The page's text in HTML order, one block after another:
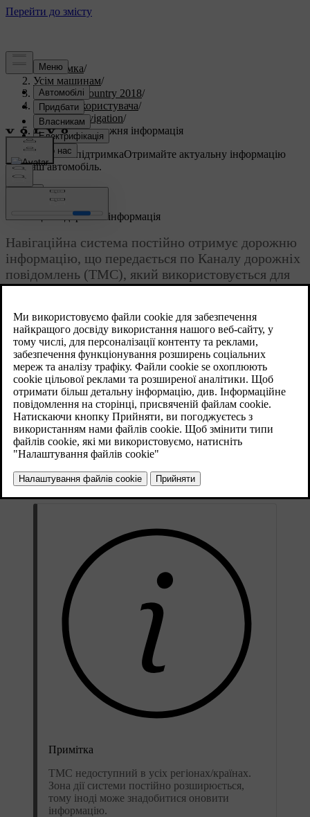
Підтримка/
Усім машинам/
S60 Cross Country 2018/
Посібник користувача/
Sensus Navigation/
Навігація - дорожня інформація
Індивідуальна підтримкаОтримайте актуальну інформацію
про ваш автомобіль.
Оновлено 08.06.2023
Навігація - дорожня інформація
Навігаційна система постійно отримує дорожню
інформацію, що передається по Каналу дорожніх
повідомлень (ТМС), який використовується для
динамічного інформування про дорожніх рух. У
на подорож (наприклад, ДТП, дорожні роботи),
це відображується на екрані, а коли було
зазначено пункт призначення, відбувається
перепланування маршруту. Перепланування
маршруту відбувається автоматично або ж
потребує підтвердження, див.Перепланування за
запитом.
ТМС є стандартизованою системою кодування інформації про
правильної частоти.
Примітка
ТМС недоступний в усіх регіонах/країнах.
Зона дії системи постійно розширюється,
тому іноді може знадобитися оновити
інформацію.